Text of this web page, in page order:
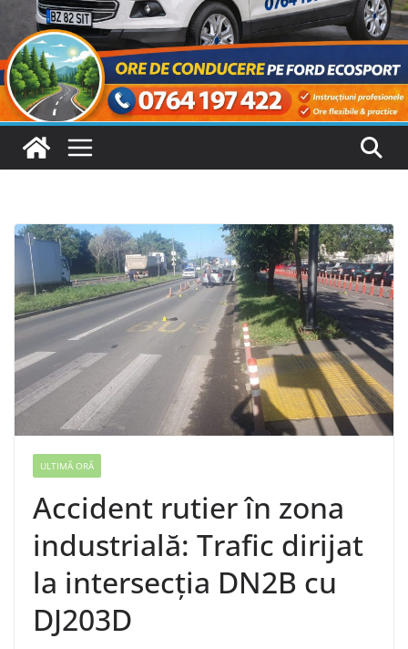
ULTIMĂ ORĂ
Accident rutier în zona
industrială: Trafic dirijat
la intersecția DN2B cu
DJ203D